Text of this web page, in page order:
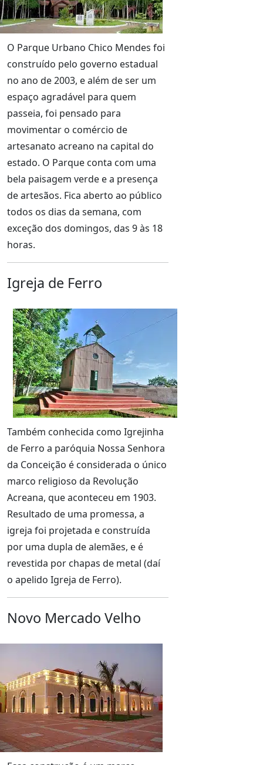
O Parque Urbano Chico Mendes foi
construído pelo governo estadual
no ano de 2003, e além de ser um
espaço agradável para quem
passeia, foi pensado para
movimentar o comércio de
artesanato acreano na capital do
estado. O Parque conta com uma
bela paisagem verde e a presença
de artesãos. Fica aberto ao público
todos os dias da semana, com
exceção dos domingos, das 9 às 18
horas.
Igreja de Ferro
Também conhecida como Igrejinha
de Ferro a paróquia Nossa Senhora
da Conceição é considerada o único
marco religioso da Revolução
Acreana, que aconteceu em 1903.
Resultado de uma promessa, a
igreja foi projetada e construída
por uma dupla de alemães, e é
revestida por chapas de metal (daí
o apelido Igreja de Ferro).
Novo Mercado Velho